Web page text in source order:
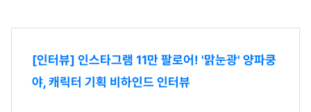
[인터뷰] 인스타그램 11만 팔로어! '맑눈광' 양파쿵
야, 캐릭터 기획 비하인드 인터뷰